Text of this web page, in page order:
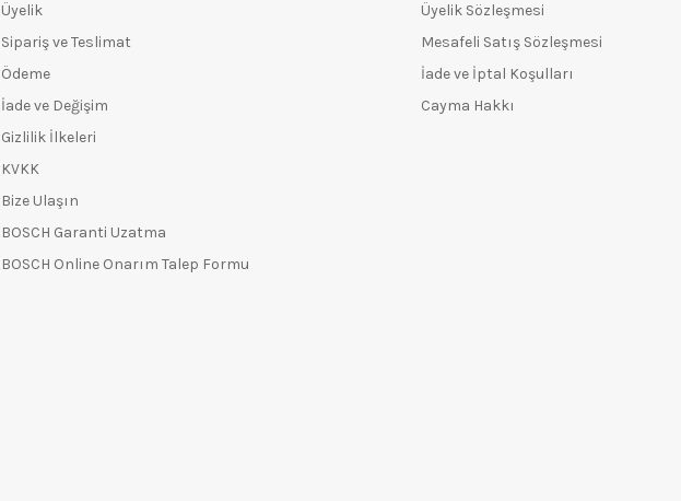
Üyelik
Sipariş ve Teslimat
Ödeme
İade ve Değişim
Gizlilik İlkeleri
KVKK
Bize Ulaşın
BOSCH Garanti Uzatma
BOSCH Online Onarım Talep Formu
Üyelik Sözleşmesi
Mesafeli Satış Sözleşmesi
İade ve İptal Koşulları
Cayma Hakkı